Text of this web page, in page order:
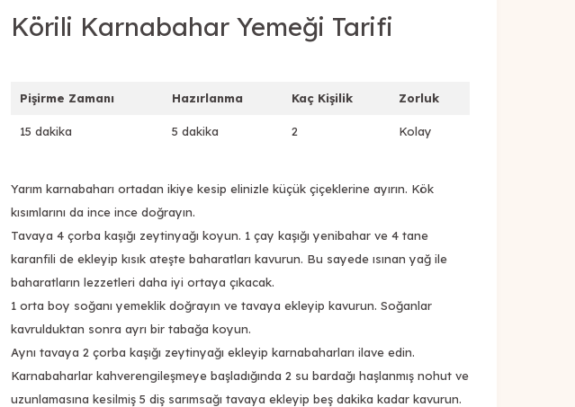
Körili Karnabahar Yemeği Tarifi
Pişirme Zamanı Hazırlanma Kaç Kişilik Zorluk
15 dakika 5 dakika 2 Kolay
Yarım karnabaharı ortadan ikiye kesip elinizle küçük çiçeklerine ayırın. Kök
kısımlarını da ince ince doğrayın.
Tavaya 4 çorba kaşığı zeytinyağı koyun. 1 çay kaşığı yenibahar ve 4 tane
karanfili de ekleyip kısık ateşte baharatları kavurun. Bu sayede ısınan yağ ile
baharatların lezzetleri daha iyi ortaya çıkacak.
1 orta boy soğanı yemeklik doğrayın ve tavaya ekleyip kavurun. Soğanlar
kavrulduktan sonra ayrı bir tabağa koyun.
Aynı tavaya 2 çorba kaşığı zeytinyağı ekleyip karnabaharları ilave edin.
Karnabaharlar kahverengileşmeye başladığında 2 su bardağı haşlanmış nohut ve
uzunlamasına kesilmiş 5 diş sarımsağı tavaya ekleyip beş dakika kadar kavurun.